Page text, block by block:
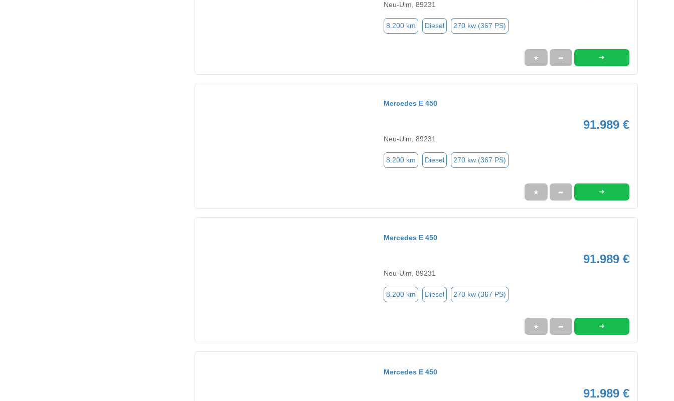
Neu-Ulm, 89231
8.200 km Diesel 270 kw (367 PS)
★ ➦ ➜
Mercedes E 450
91.989 €
Neu-Ulm, 89231
8.200 km Diesel 270 kw (367 PS)
★ ➦ ➜
Mercedes E 450
91.989 €
Neu-Ulm, 89231
8.200 km Diesel 270 kw (367 PS)
★ ➦ ➜
Mercedes E 450
91.989 €